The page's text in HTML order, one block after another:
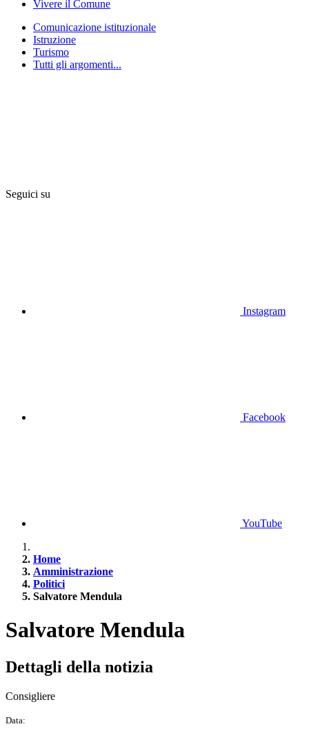
Vivere il Comune
Comunicazione istituzionale
Istruzione
Turismo
Tutti gli argomenti...
Seguici su
Instagram
Facebook
YouTube
Home
Amministrazione
Politici
Salvatore Mendula
Salvatore Mendula
Dettagli della notizia
Consigliere
Data: